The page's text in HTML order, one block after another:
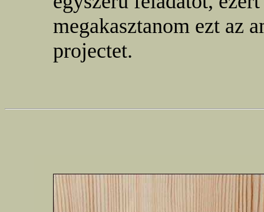
megakasztanom ezt az
projectet.